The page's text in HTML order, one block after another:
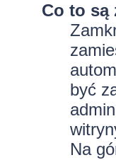
Co to są
być
Na